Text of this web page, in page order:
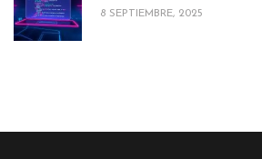
8 SEPTIEMBRE, 2025